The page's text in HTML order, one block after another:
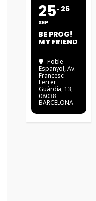
25
SEP
26
BE PROG!
MY FRIEND
Poble
Espanyol, Av.
Francesc
Ferrer i
Guàrdia, 13,
08038
BARCELONA